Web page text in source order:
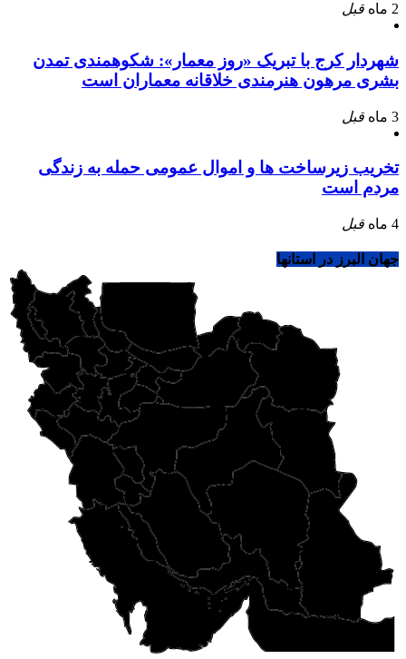
2 ماه قبل
شهردار کرج با تبریک «روز معمار»: شکوهمندی تمدن
بشری مرهون هنرمندی خلاقانه معماران است
3 ماه قبل
تخریب زیرساخت ها و اموال عمومی حمله به زندگی
مردم است
4 ماه قبل
جهان البرز در استانها